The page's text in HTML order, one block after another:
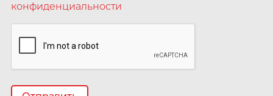
конфиденциальности